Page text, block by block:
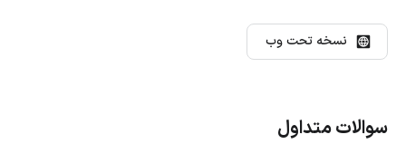
نسخه تحت وب
سوالات متداول